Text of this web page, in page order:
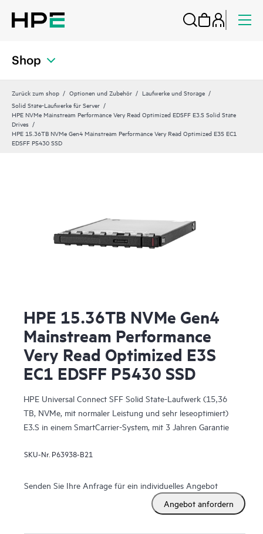
Shop
Zurück zum shop Optionen und Zubehör
Laufwerke und Storage
Solid State-Laufwerke für Server
HPE NVMe Mainstream Performance Very Read Optimized EDSFF E3.S Solid State
Drives
HPE 15.36TB NVMe Gen4 Mainstream Performance Very Read Optimized E3S EC1
EDSFF P5430 SSD
HPE 15.36TB NVMe Gen4
Mainstream Performance
Very Read Optimized E3S
EC1 EDSFF P5430 SSD
HPE Universal Connect SFF Solid State-Laufwerk (15,36
TB, NVMe, mit normaler Leistung und sehr leseoptimiert)
E3.S in einem SmartCarrier-System, mit 3 Jahren Garantie
SKU-Nr. P63938-B21
Senden Sie Ihre Anfrage für ein individuelles Angebot
Angebot anfordern